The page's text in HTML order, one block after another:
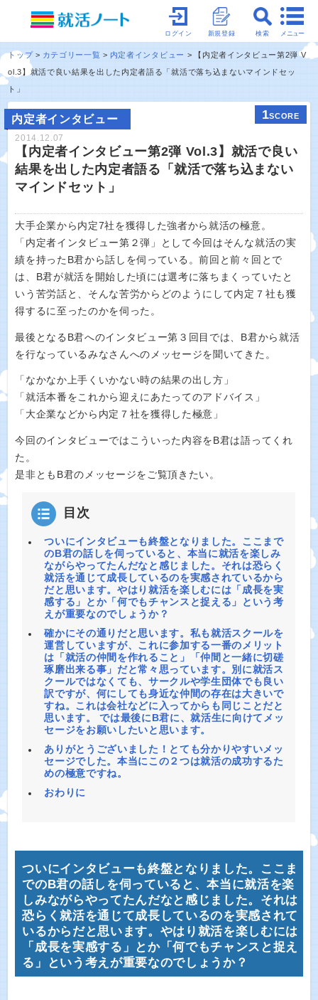
メニュー
検索
新規登録
ログイン
トップ カテゴリー一覧 内定者インタビュー
【内定者インタビュー第2弾 V
ol.3】就活で良い結果を出した内定者語る「就活で落ち込まないマインドセッ
ト」
内定者インタビュー 1SCORE
2014.12.07
【内定者インタビュー第2弾 Vol.3】就活で良い
結果を出した内定者語る「就活で落ち込まない
マインドセット」
大手企業から内定7社を獲得した強者から就活の極意。
「内定者インタビュー第２弾」として今回はそんな就活の実
績を持ったB君から話しを伺っている。前回と前々回とで
は、B君が就活を開始した頃には選考に落ちまくっていたと
いう苦労話と、そんな苦労からどのようにして内定７社も獲
得するに至ったのかを伺った。
最後となるB君へのインタビュー第３回目では、B君から就活
を行なっているみなさんへのメッセージを聞いてきた。
「なかなか上手くいかない時の結果の出し方」
「就活本番をこれから迎えにあたってのアドバイス」
「大企業などから内定７社を獲得した極意」
今回のインタビューではこういった内容をB君は語ってくれ
た。
是非ともB君のメッセージをご覧頂きたい。
目次
ついにインタビューも終盤となりました。ここまで
のB君の話しを伺っていると、本当に就活を楽しみ
ながらやってたんだなと感じました。それは恐らく
就活を通じて成長しているのを実感されているから
だと思います。やはり就活を楽しむには「成長を実
感する」とか「何でもチャンスと捉える」という考
えが重要なのでしょうか？
確かにその通りだと思います。私も就活スクールを
運営していますが、これに参加する一番のメリット
は「就活の仲間を作れること」「仲間と一緒に切磋
琢磨出来る事」だと常々思っています。別に就活ス
クールではなくても、サークルや学生団体でも良い
訳ですが、何にしても身近な仲間の存在は大きいで
すね。これは会社などに入ってからも同じことだと
思います。 では最後にB君に、就活生に向けてメッ
セージをお願いしたいと思います。
ありがとうございました！とても分かりやすいメッ
セージでした。本当にこの２つは就活の成功するた
めの極意ですね。
おわりに
ついにインタビューも終盤となりました。ここま
でのB君の話しを伺っていると、本当に就活を楽
しみながらやってたんだなと感じました。それは
恐らく就活を通じて成長しているのを実感されて
いるからだと思います。やはり就活を楽しむには
「成長を実感する」とか「何でもチャンスと捉え
る」という考えが重要なのでしょうか？